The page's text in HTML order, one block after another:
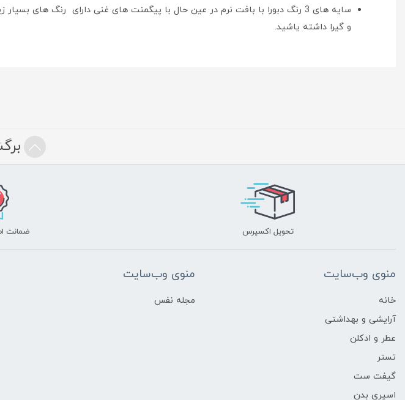
سایه های 3 رنگ دبورا با بافت نرم در عین حال با پیگمنت های غنی دارای رنگ
و گیرا داشته یاشید.
تحویل اکسپرس ضمانت
منوی وب‌سایت
خانه
آرایشی و بهداشتی
عطر و ادکلن
تستر
گیفت ست
اسپری بدن
منوی وب‌سایت
مجله نفس